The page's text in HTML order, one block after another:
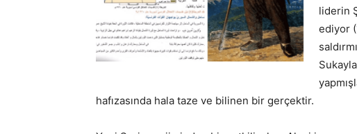
liderin
ediyor
hafızasında hala taze ve bilinen bir gerçektir.